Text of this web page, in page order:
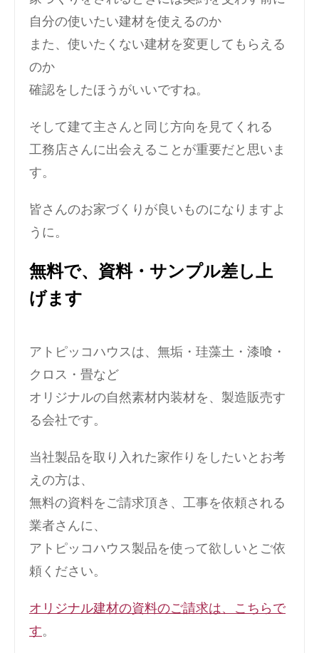
自分の使いたい建材を使えるのか
また、使いたくない建材を変更してもらえる
のか
確認をしたほうがいいですね。
そして建て主さんと同じ方向を見てくれる
工務店さんに出会えることが重要だと思いま
す。
皆さんのお家づくりが良いものになりますよ
うに。
無料で、資料・サンプル差し上
げます
アトピッコハウスは、無垢・珪藻土・漆喰・
クロス・畳など
オリジナルの自然素材内装材を、製造販売す
る会社です。
当社製品を取り入れた家作りをしたいとお考
えの方は、
無料の資料をご請求頂き、工事を依頼される
業者さんに、
アトピッコハウス製品を使って欲しいとご依
頼ください。
オリジナル建材の資料のご請求は、こちらで
す。